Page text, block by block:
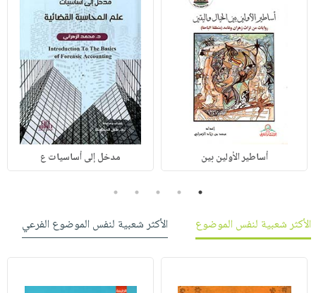
أساطير الأولين بين مدخل إلى أساسيات ع
1
2
3
4
5
الأكثر شعبية لنفس الموضوع
الأكثر شعبية لنفس الموضوع الفرعي